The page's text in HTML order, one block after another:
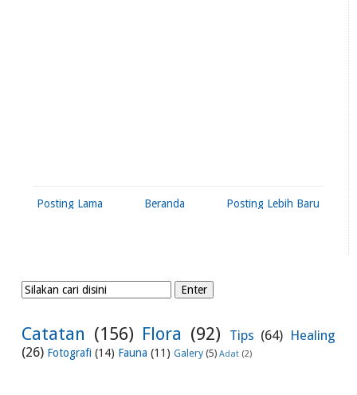
Posting Lebih Baru
Posting Lama Beranda
Catatan (156) Flora (92) Tips (64) Healing
(26) Fotografi (14) Fauna (11) Galery (5) Adat (2)